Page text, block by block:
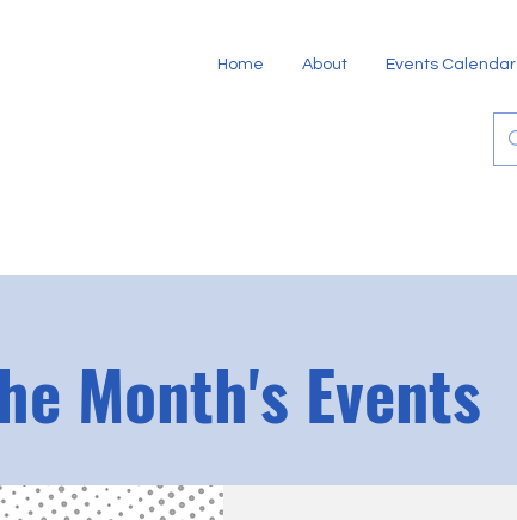
Home About Events Calendar
Month's Events